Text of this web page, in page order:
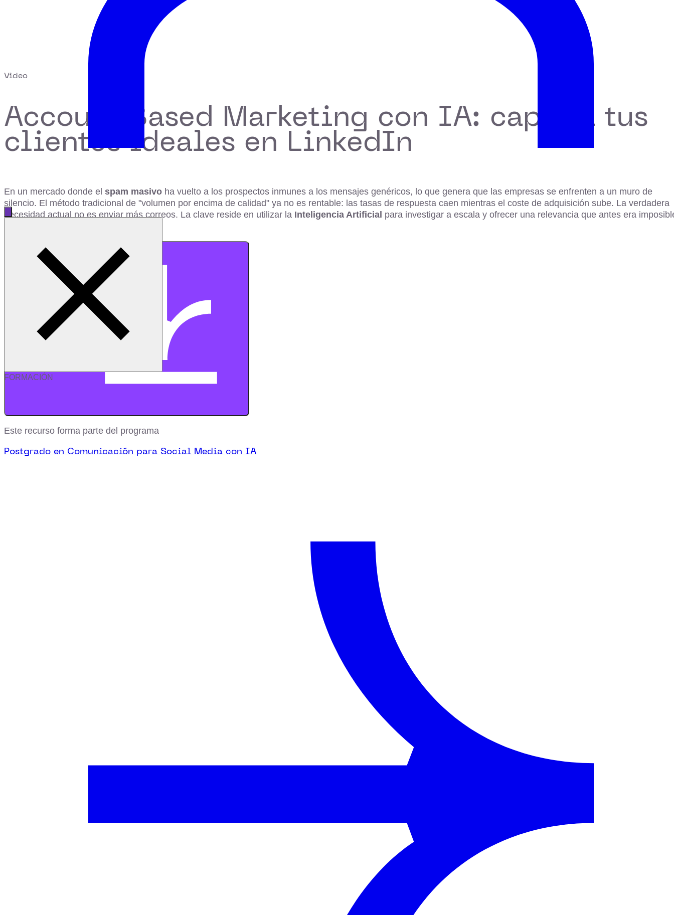
Abrir menú principal
FORMACIÓN
Video
Account Based Marketing con IA: capta a tus
clientes ideales en LinkedIn
En un mercado donde el spam masivo ha vuelto a los prospectos inmunes a los mensajes genéricos, lo que genera que las empresas se enfrenten a un muro de
silencio. El método tradicional de "volumen por encima de calidad" ya no es rentable: las tasas de respuesta caen mientras el coste de adquisición sube. La verdadera
necesidad actual no es enviar más correos. La clave reside en utilizar la Inteligencia Artificial para investigar a escala y ofrecer una relevancia que antes era
Descargar recurso
Este recurso forma parte del programa
Postgrado en Comunicación para Social Media con IA